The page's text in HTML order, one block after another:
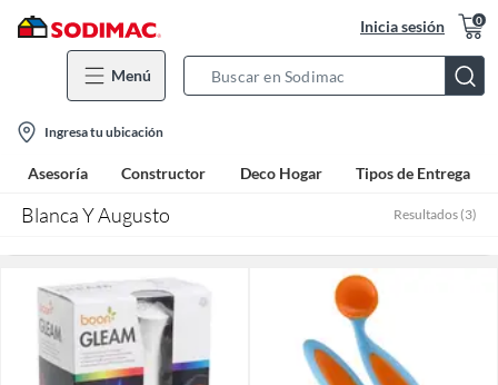
Inicia sesión 0
Menú
Bar
location-
icon
Ingresa tu ubicación
Asesoría Constructor Deco Hogar Tipos de Entrega
Blanca Y Augusto Resultados (3)